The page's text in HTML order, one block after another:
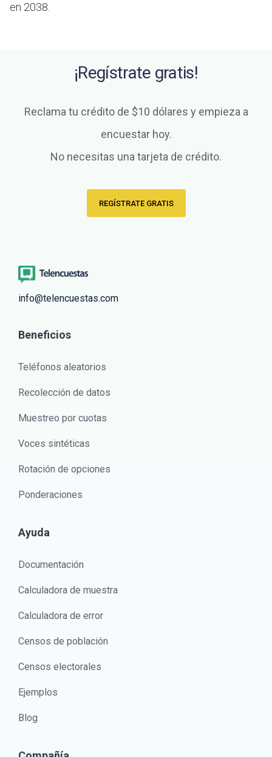
en 2038.
¡Regístrate gratis!
Reclama tu crédito de $10 dólares y empieza a
encuestar hoy.
No necesitas una tarjeta de crédito.
REGÍSTRATE GRATIS
info@telencuestas.com
Beneficios
Teléfonos aleatorios
Recolección de datos
Muestreo por cuotas
Voces sintéticas
Rotación de opciones
Ponderaciones
Ayuda
Documentación
Calculadora de muestra
Calculadora de error
Censos de población
Censos electorales
Ejemplos
Blog